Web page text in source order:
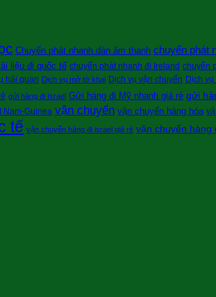
Chuyển phát nhanh dàn âm thanh chuyển phát
liệu đi quốc tế chuyển phát nhanh đi Ireland chuyển
hải quan Dịch vụ mở tờ khai Dịch vụ vận chuyển Dịch
gửi hàng đi Israel Gửi hàng đi Mỹ nhanh giá rẻ gửi
Nam-Guinea vận chuyển vận chuyển hàng hóa
tế vận chuyển hàng đi israel giá rẻ vận chuyển hàng